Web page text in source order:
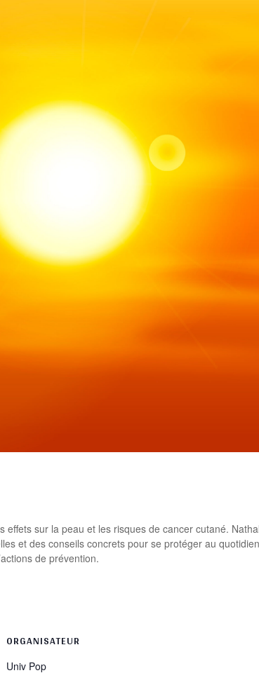
sur la peau et les risques de cancer cutané.
et des conseils concrets pour se protéger au
de prévention.
ORGANISATEUR
Univ Pop